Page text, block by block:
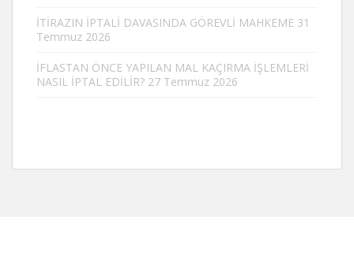
İTİRAZIN İPTALİ DAVASINDA GÖREVLİ MAHKEME 31
Temmuz 2026
İFLASTAN ÖNCE YAPILAN MAL KAÇIRMA İŞLEMLERİ
NASIL İPTAL EDİLİR? 27 Temmuz 2026